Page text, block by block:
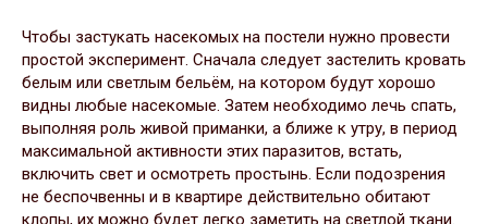
Чтобы застукать насекомых на постели нужно провести
простой эксперимент. Сначала следует застелить кровать
белым или светлым бельём, на котором будут хорошо
видны любые насекомые. Затем необходимо лечь спать,
выполняя роль живой приманки, а ближе к утру, в период
максимальной активности этих паразитов, встать,
включить свет и осмотреть простынь. Если подозрения
не беспочвенны и в квартире действительно обитают
клопы, их можно будет легко заметить на светлой ткани.